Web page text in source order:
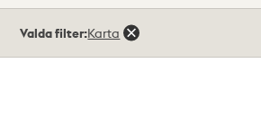
träffar
Valda filter:Karta